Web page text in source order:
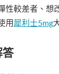
性較差者、想
用 犀利士5mg
答